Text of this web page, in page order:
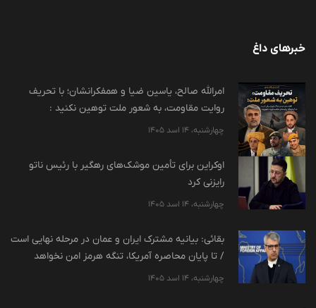
خبرهای داغ
امرالله صالح، یاسین ضیا و همفکرانشان؛ با تحریف
روایت مقاومت، به شعور ملت توهین نکنید :
چهارشنبه، 14 اسد 1405
اوکراین برای تأمین موشک‌های رهگیر با رئیس ناتو
رایزنی کرد
چهارشنبه، 14 اسد 1405
بقائی: بیانیه مشترک ایران و عمان در مرحله نهایی است
/ تا پایان محاصره آمریکا، تنگه هرمز امن نخواهد
چهارشنبه، 14 اسد 1405